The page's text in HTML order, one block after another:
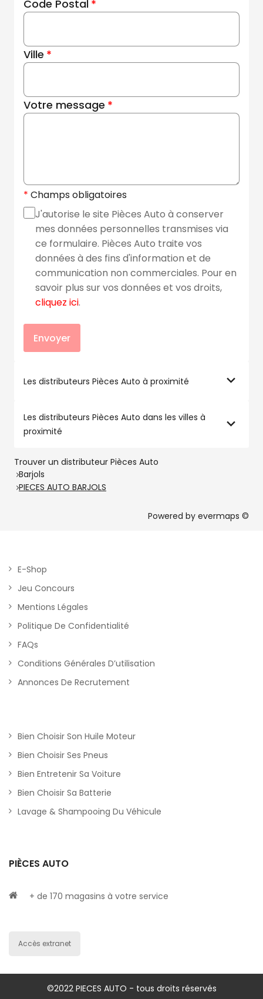
Code Postal
Ville
Votre message
Champs obligatoires
J'autorise le site Pièces Auto à conserver
mes données personnelles transmises via
ce formulaire. Pièces Auto traite vos
données à des fins d'information et de
communication non commerciales. Pour en
savoir plus sur vos données et vos droits,
cliquez ici.
Envoyer
Les distributeurs Pièces Auto à proximité
Les distributeurs Pièces Auto dans les villes à
proximité
Trouver un distributeur Pièces Auto
Barjols
PIECES AUTO BARJOLS
Powered by evermaps ©
E-Shop
Jeu Concours
Mentions Légales
Politique De Confidentialité
FAQs
Conditions Générales D’utilisation
Annonces De Recrutement
Bien Choisir Son Huile Moteur
Bien Choisir Ses Pneus
Bien Entretenir Sa Voiture
Bien Choisir Sa Batterie
Lavage & Shampooing Du Véhicule
PIÈCES AUTO
+ de 170 magasins à votre service
Accès extranet
©2022 PIECES AUTO - tous droits réservés